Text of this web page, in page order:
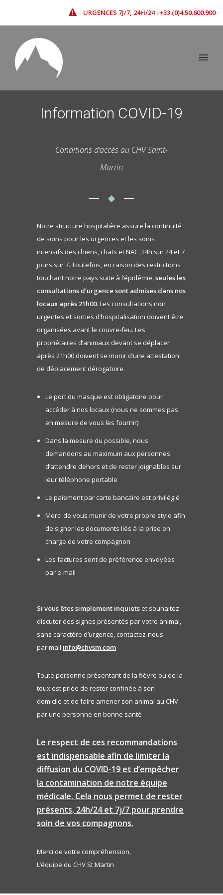
URGENCES 7J/7, 24H/24 : +33.(0)4.50.600.900
Information COVID-19
Conditions d’accès au CHV Saint-
Martin
Notre structure hospitalière assure la continuité
de soins pour les urgences et les soins
intensifs des chiens, chats et NAC, 24h sur 24 et 7
jours sur 7. Toutefois, en raison des restrictions
touchant notre pays suite à l’épidémie,seules les
consultations d’urgence sont admises dans nos
locaux après 21h00. Les consultations non
urgentes et sorties d’hospitalisation doivent être
organisées avant le couvre-feu. Les
propriétaires d’animaux devant se déplacer
après 21h00 doivent se munir d’une attestation
de déplacement dérogatoire.
Le port du masque est obligatoire pour
accéder à nos locaux (nous ne sommes pas
en mesure de vous les fournir)
Dans la mesure du possible, nous
demandons au maximum aux personnes
d’attendre dehors et de rester joignables sur
leur téléphone portable
Le paiement par carte bancaire est privilégié
Merci de vous munir de votre propre stylo afin
de signer les documents liés à la prise en
charge de votre compagnon
Les factures sont de préférence envoyées
par e-mail
Si vous êtes simplement inquiets et souhaitez
discuter des signes présentés par votre animal,
sans caractère d’urgence, contactez-nous
par mail info@chvsm.com
Toute personne présentant de la fièvre ou de la
toux est priée de rester confinée à son
domicile et de faire amener son animal au CHV
par une personne en bonne santé
Le respect de ces recommandations
est indispensable afin de limiter la
diffusion du COVID-19 et d’empêcher
la contamination de notre équipe
médicale. Cela nous permet de rester
présents, 24h/24 et 7j/7 pour prendre
soin de vos compagnons.
Merci de votre compréhension,
L’équipe du CHV St Martin